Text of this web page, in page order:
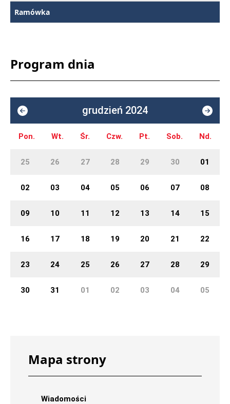
Ramówka
Program dnia
grudzień 2024
Pon. Wt. Śr. Czw. Pt. Sob. Nd.
25 26 27 28 29 30 01
02 03 04 05 06 07 08
09 10 11 12 13 14 15
16 17 18 19 20 21 22
23 24 25 26 27 28 29
30 31 01 02 03 04 05
Mapa strony
Wiadomości